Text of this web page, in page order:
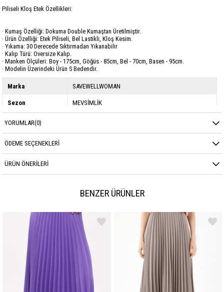
Piliseli Kloş Etek Özellikleri:
· Kumaş Özelliği: Dokuma Double Kumaştan Üretilmiştir.
· Ürün Özelliği: Etek Piliseli, Bel Lastikli, Kloş Kesim.
· Yıkama: 30 Derecede Sıktırmadan Yıkanabilir
· Kalıp Türü: Oversize Kalıp.
· Manken Ölçüleri: Boy - 175cm, Göğüs - 85cm, Bel - 70cm, Basen - 95cm.
· Modelin Üzerindeki Ürün S Bedendir.
Marka SAVEWELLWOMAN
Sezon MEVSİMLİK
Kumaş Cinsi
YORUMLAR(0)
ÖDEME SEÇENEKLERI
ÜRÜN ÖNERILERI
BENZER ÜRÜNLER